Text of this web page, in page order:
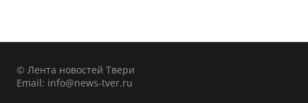
© Лента новостей Твери
Email: info@news-tver.ru